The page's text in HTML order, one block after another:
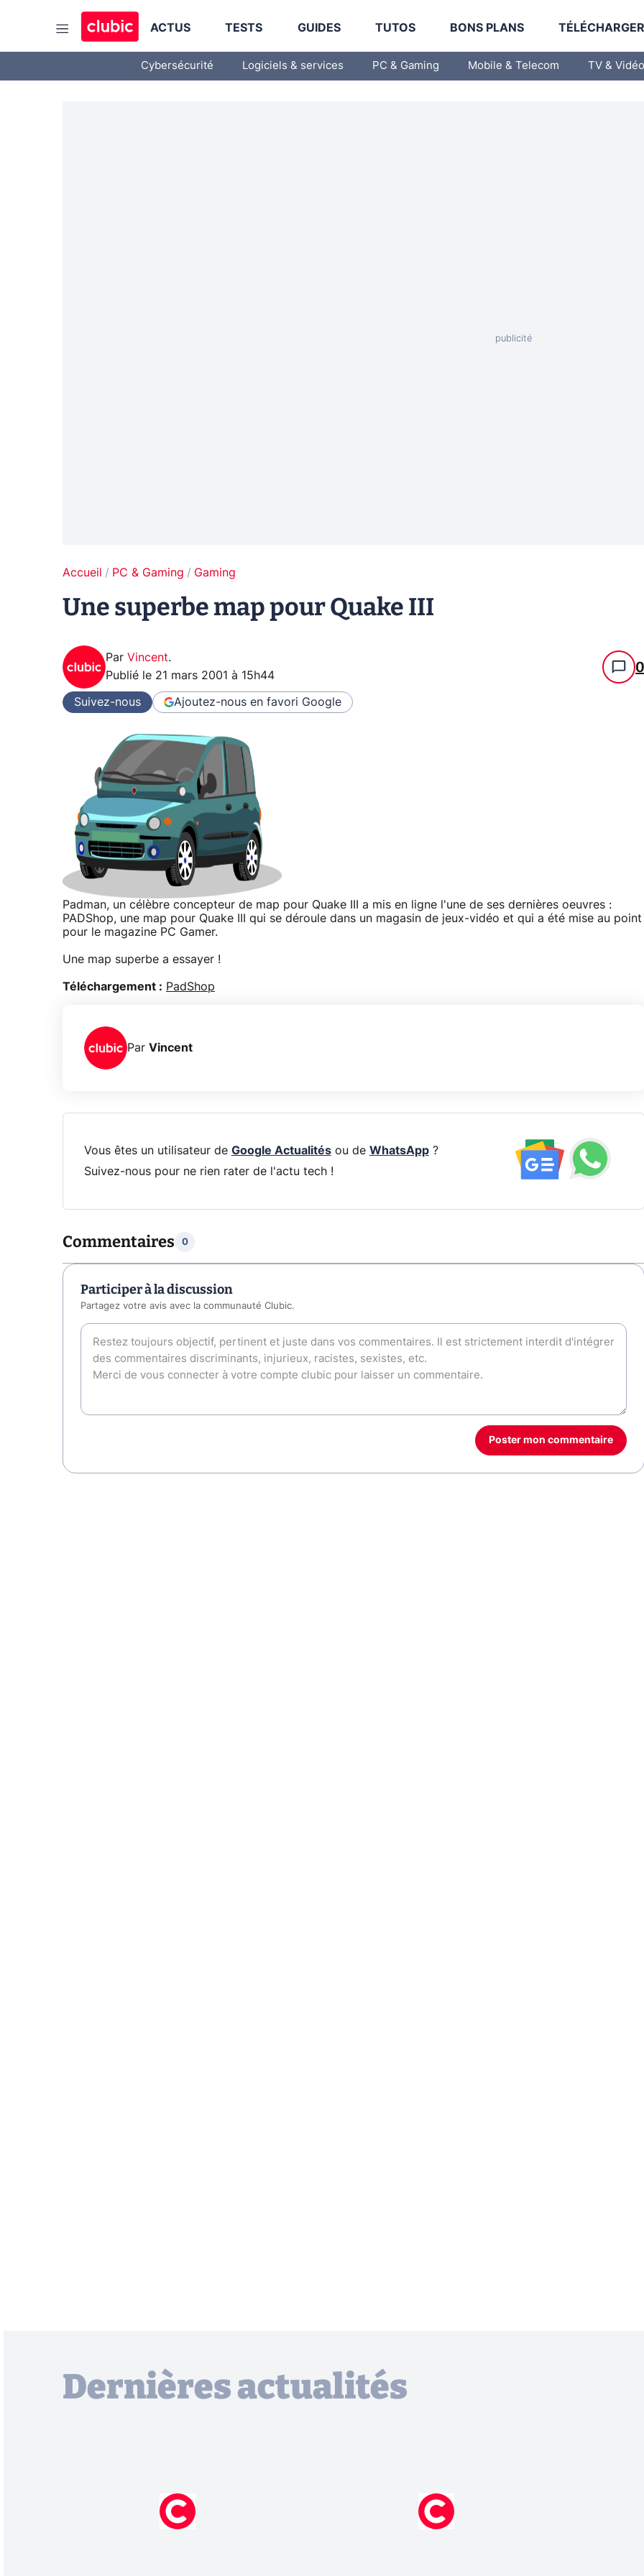
ACTUS TESTS GUIDES TUTOS BONS PLANS
Cybersécurité Logiciels & services PC & Gaming Mobile & Telecom TV & Vidéo
Accueil PC & Gaming Gaming
Une superbe map pour Quake III
Par Vincent.
Publié le 21 mars 2001 à 15h44 0
Suivez-nous Ajoutez-nous en favori Google
Padman, un célèbre concepteur de map pour Quake III a mis en ligne l'une de ses dernières oeuvres :
PADShop, une map pour Quake III qui se déroule dans un magasin de jeux-vidéo et qui a été mise au point
pour le magazine PC Gamer.
Une map superbe a essayer !
Téléchargement : PadShop
Par Vincent
Vous êtes un utilisateur de Google Actualitésou de WhatsApp?
Suivez-nous pour ne rien rater de l'actu tech !
Commentaires 0
Participer à la discussion
Partagez votre avis avec la communauté Clubic.
Poster mon commentaire
Dernières actualités